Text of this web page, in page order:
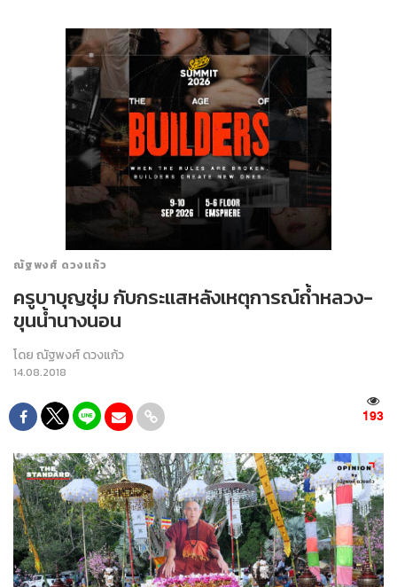
ณัฐพงศ์ ดวงแก้ว
ครูบาบุญชุ่ม กับกระแสหลังเหตุการณ์ถ้ำหลวง-
ขุนน้ำนางนอน
โดยณัฐพงศ์ ดวงแก้ว
14.08.2018
193